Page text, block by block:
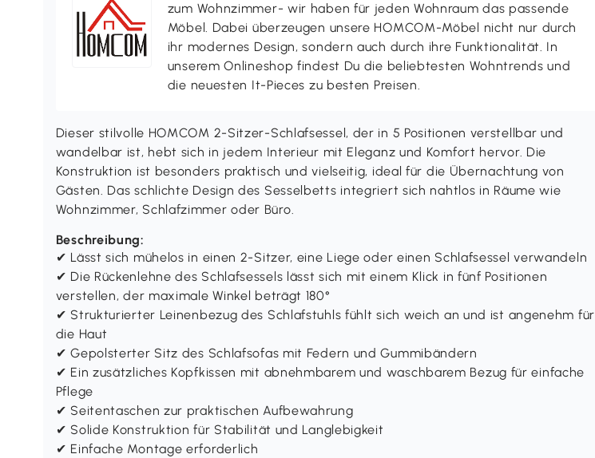
zum Wohnzimmer- wir haben für jeden Wohnraum das passende
Möbel. Dabei überzeugen unsere HOMCOM-Möbel nicht nur durch
ihr modernes Design, sondern auch durch ihre Funktionalität. In
unserem Onlineshop findest Du die beliebtesten Wohntrends und
die neuesten It-Pieces zu besten Preisen.
Dieser stilvolle HOMCOM 2-Sitzer-Schlafsessel, der in 5 Positionen verstellbar und
wandelbar ist, hebt sich in jedem Interieur mit Eleganz und Komfort hervor. Die
Konstruktion ist besonders praktisch und vielseitig, ideal für die Übernachtung von
Gästen. Das schlichte Design des Sesselbetts integriert sich nahtlos in Räume wie
Wohnzimmer, Schlafzimmer oder Büro.
Beschreibung:
✔ Lässt sich mühelos in einen 2-Sitzer, eine Liege oder einen Schlafsessel verwandeln
✔ Die Rückenlehne des Schlafsessels lässt sich mit einem Klick in fünf Positionen
verstellen, der maximale Winkel beträgt 180°
✔ Strukturierter Leinenbezug des Schlafstuhls fühlt sich weich an und ist angenehm für
die Haut
✔ Gepolsterter Sitz des Schlafsofas mit Federn und Gummibändern
✔ Ein zusätzliches Kopfkissen mit abnehmbarem und waschbarem Bezug für einfache
Pflege
✔ Seitentaschen zur praktischen Aufbewahrung
✔ Solide Konstruktion für Stabilität und Langlebigkeit
✔ Einfache Montage erforderlich